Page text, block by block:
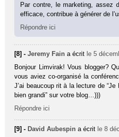
Par contre, le marketing, assez
efficace, contribue à générer de
Répondre ici
[8] -Jeremy Fain a écrit le 5
Bonjour Limvirak! Vous blogger?
vous aviez co-organisé la
J’ai beaucoup rit à la lecture de
bien grandi” sur votre blog…)))
Répondre ici
[9] - David Aubespin a écrit le 8